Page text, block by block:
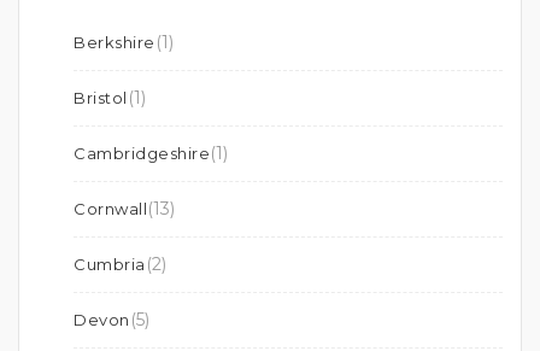
Berkshire (1)
Bristol (1)
Cambridgeshire(1)
Cornwall(13)
Cumbria (2)
Devon (5)